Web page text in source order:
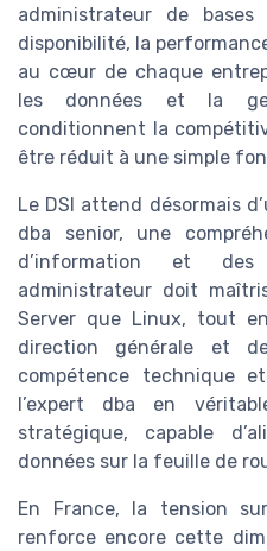
administrateur de
disponibilité, la
au cœur de chaque
les données et la
conditionnent la
être réduit à une simple
Le DSI attend désormais
dba senior, une
d’information et
administrateur doit
Server que Linux, tout
direction générale et
compétence technique
l’expert dba en
stratégique, capable
données sur la feuille de
En France, la tension
renforce encore cette